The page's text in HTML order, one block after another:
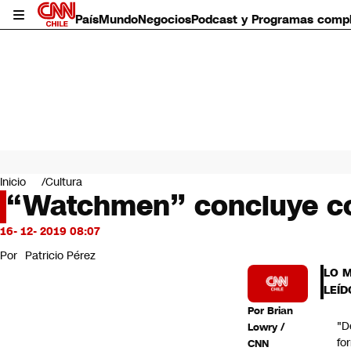
PaísMundoNegociosPodcast y Programas
Mundo
Negocios
Deportes
Programas completos
Servicios
Inicio Cultura
“Watchmen” concluye
16- 12- 2019 08:07
Por Patricio Pérez
Por Brian
Lowry /
CNN
LO